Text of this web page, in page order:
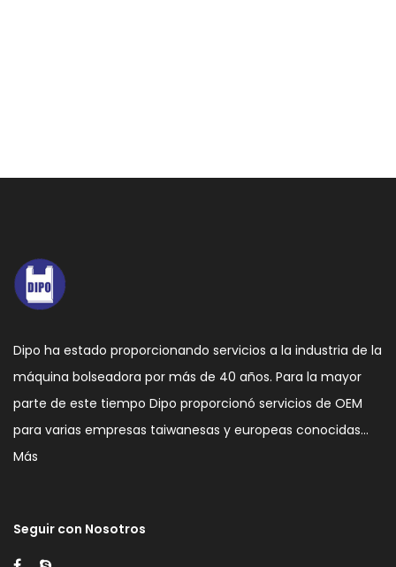
Dipo ha estado proporcionando servicios a la industria de la
máquina bolseadora por más de 40 años. Para la mayor
parte de este tiempo Dipo proporcionó servicios de OEM
para varias empresas taiwanesas y europeas conocidas…
Más
Seguir con Nosotros